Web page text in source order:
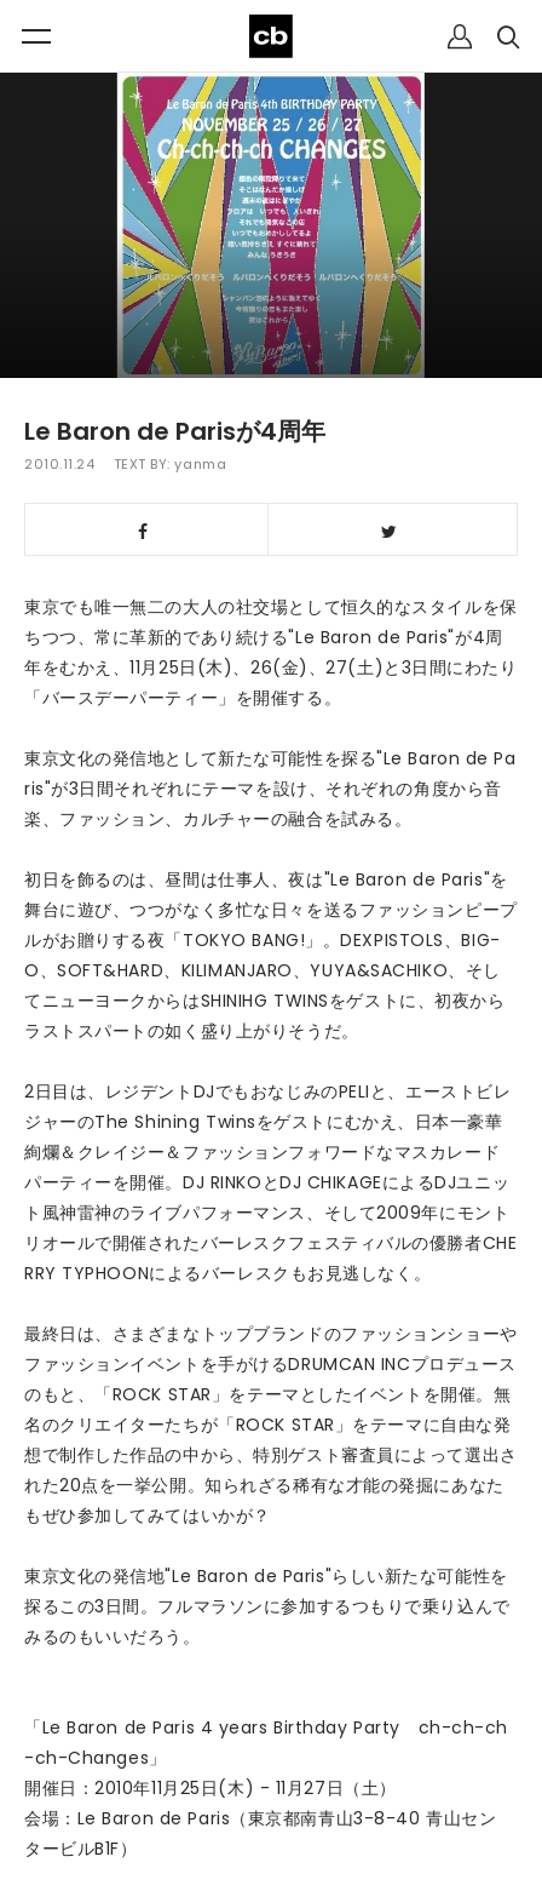
Le Baron de Parisが4周年
2010.11.24 TEXT BY:yanma
東京でも唯一無二の大人の社交場として恒久的なスタイルを保
ちつつ、常に革新的であり続ける"Le Baron de Paris"が4周
年をむかえ、11月25日(木)、26(金)、27(土)と3日間にわたり
「バースデーパーティー」を開催する。
東京文化の発信地として新たな可能性を探る"Le Baron de Pa
ris"が3日間それぞれにテーマを設け、それぞれの角度から音
楽、ファッション、カルチャーの融合を試みる。
初日を飾るのは、昼間は仕事人、夜は"Le Baron de Paris"を
舞台に遊び、つつがなく多忙な日々を送るファッションピープ
ルがお贈りする夜「TOKYO BANG!」。DEXPISTOLS、BIG-
O、SOFT&HARD、KILIMANJARO、YUYA&SACHIKO、そし
てニューヨークからはSHINIHG TWINSをゲストに、初夜から
ラストスパートの如く盛り上がりそうだ。
2日目は、レジデントDJでもおなじみのPELIと、エーストビレ
ジャーのThe Shining Twinsをゲストにむかえ、日本一豪華
絢爛＆クレイジー＆ファッションフォワードなマスカレード
パーティーを開催。DJ RINKOとDJ CHIKAGEによるDJユニッ
ト風神雷神のライブパフォーマンス、そして2009年にモント
リオールで開催されたバーレスクフェスティバルの優勝者CHE
RRY TYPHOONによるバーレスクもお見逃しなく。
最終日は、さまざまなトップブランドのファッションショーや
ファッションイベントを手がけるDRUMCAN INCプロデュース
のもと、「ROCK STAR」をテーマとしたイベントを開催。無
名のクリエイターたちが「ROCK STAR」をテーマに自由な発
想で制作した作品の中から、特別ゲスト審査員によって選出さ
れた20点を一挙公開。知られざる稀有な才能の発掘にあなた
もぜひ参加してみてはいかが？
東京文化の発信地"Le Baron de Paris"らしい新たな可能性を
探るこの3日間。フルマラソンに参加するつもりで乗り込んで
みるのもいいだろう。
「Le Baron de Paris 4 years Birthday Party ch-ch-ch
-ch-Changes」
開催日：2010年11月25日(木) - 11月27日（土）
会場：Le Baron de Paris（東京都南青山3-8-40 青山セン
タービルB1F）